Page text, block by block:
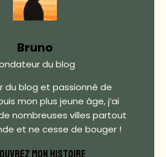
Bruno
du blog
du blog et passionné de
mon plus jeune âge, j’ai
nombreuses villes partout
et ne cesse de bouger !
MON HISTOIRE